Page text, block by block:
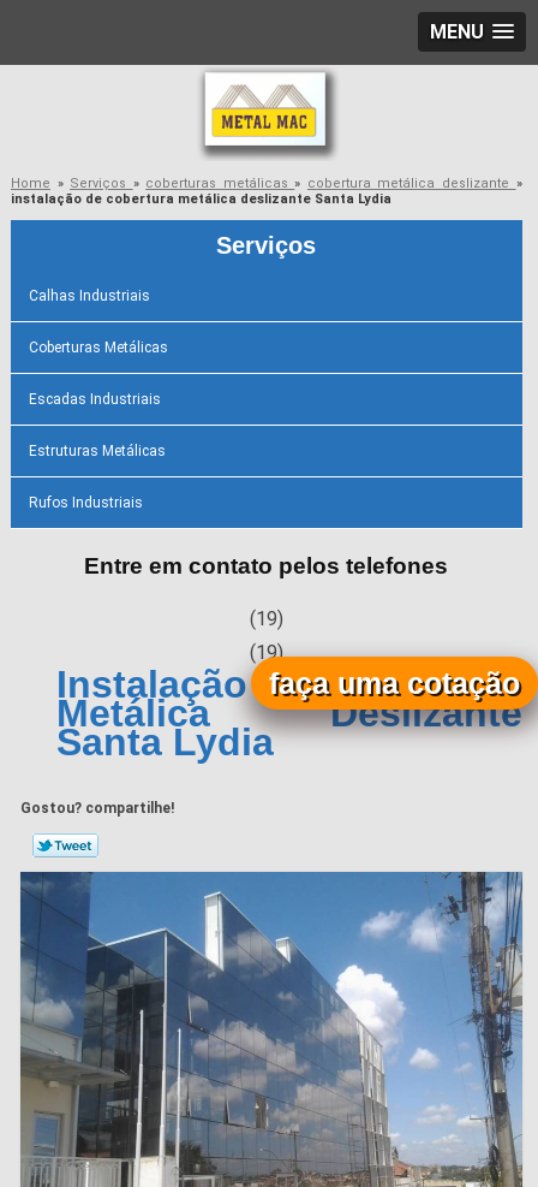
MENU
Home » Serviços » coberturas metálicas» cobertura metálica deslizante »
instalação de cobertura metálica deslizante Santa Lydia
Serviços
Calhas Industriais
Coberturas Metálicas
Escadas Industriais
Estruturas Metálicas
Rufos Industriais
Entre em contato pelos telefones
(19)
(19)
Instalação de Cobertura
Metálica Deslizante
Santa Lydia
Gostou? compartilhe!
faça uma cotação